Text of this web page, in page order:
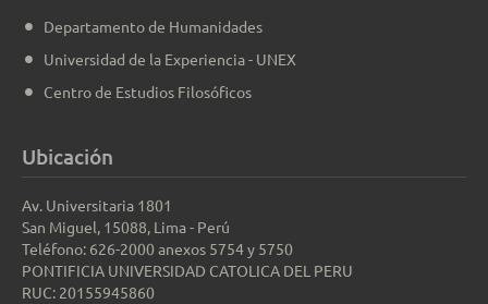
Departamento de Humanidades
Universidad de la Experiencia - UNEX
Centro de Estudios Filosóficos
Ubicación
Av. Universitaria 1801
San Miguel, 15088, Lima - Perú
Teléfono: 626-2000 anexos 5754 y 5750
PONTIFICIA UNIVERSIDAD CATOLICA DEL PERU
RUC: 20155945860